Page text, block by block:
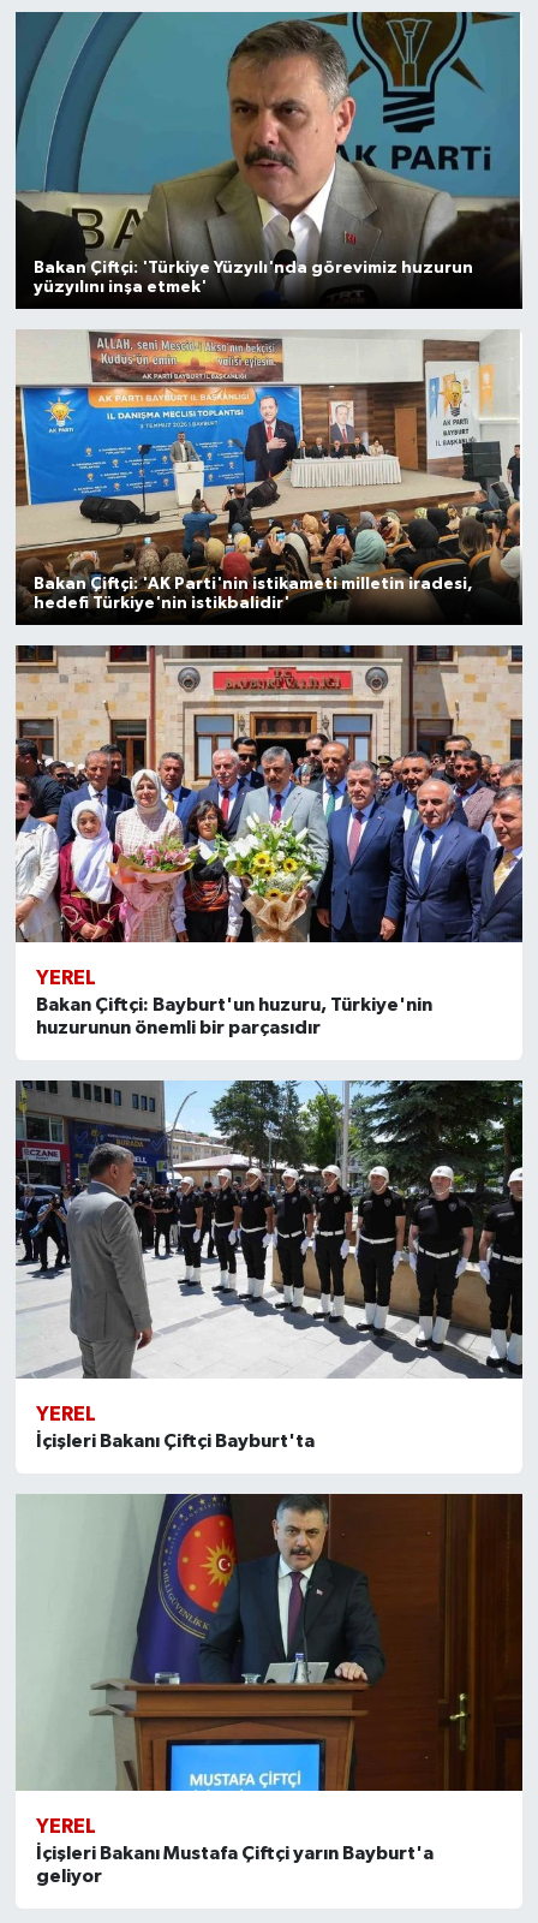
Bakan Çiftçi: 'Türkiye Yüzyılı'nda görevimiz huzurun
yüzyılını inşa etmek'
Bakan Çiftçi: 'AK Parti'nin istikameti milletin iradesi,
hedefi Türkiye'nin istikbalidir'
YEREL
Bakan Çiftçi: Bayburt'un huzuru, Türkiye'nin
huzurunun önemli bir parçasıdır
YEREL
İçişleri Bakanı Çiftçi Bayburt'ta
YEREL
İçişleri Bakanı Mustafa Çiftçi yarın Bayburt'a
geliyor
Gayrimenkul
Spor
Eğitim